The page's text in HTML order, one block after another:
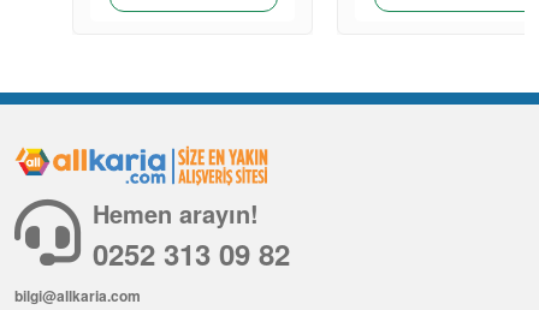
Hemen arayın!
0252 313 09 82
bilgi@allkaria.com